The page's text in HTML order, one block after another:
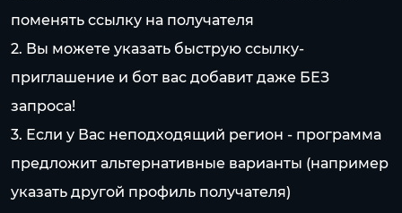
поменять ссылку на получателя
2. Вы можете указать быструю ссылку-
приглашение и бот вас добавит даже БЕЗ
запроса!
3. Если у Вас неподходящий регион - программа
предложит альтернативные варианты (например
указать другой профиль получателя)